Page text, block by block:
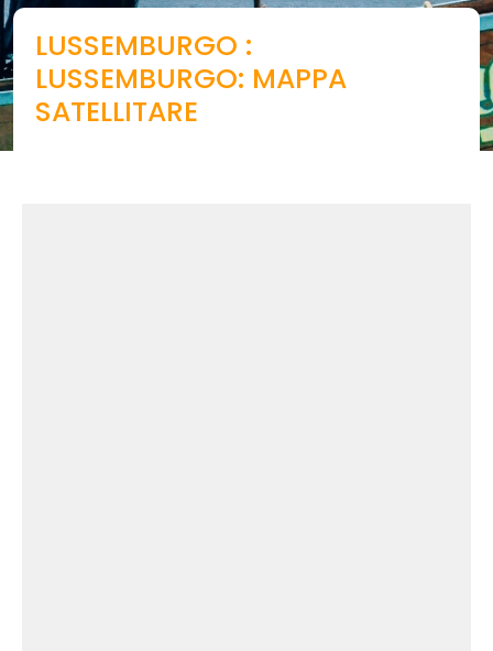
LUSSEMBURGO :
LUSSEMBURGO: MAPPA
SATELLITARE